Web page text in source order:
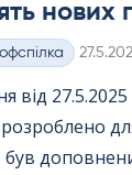
нових
від
був